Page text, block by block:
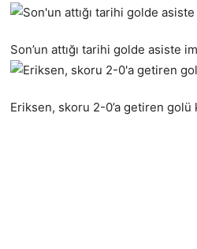
Son’un attığı tarihi golde asiste
Eriksen, skoru 2-0’a getiren